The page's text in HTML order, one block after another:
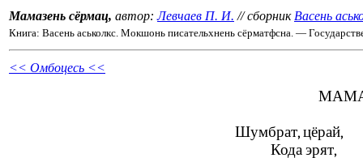
Мамазень сёрмац, автор:Левчаев П. И. // сборник Васень
Книга: Васень аськолкс. Мокшонь писательхнень сёрматфсна. —
<< Омбоцесь <<
Шумбрат, цёрай,
Кода эрят,